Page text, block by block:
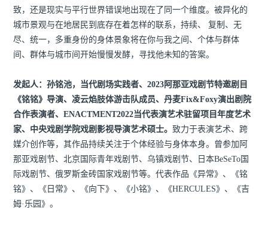
致，还是现实与平行世界错误地出现在了同一个维度。被异化的
城市景观与在地居民到底存在着怎样的联系，持续、 复制、无
尽、统一，多重身份的身体景象将在你与我之间、个体与群体
间、群体与城市间开始慢慢发酵，寻找他未知的答案。
发起人：孙铭池，当代剧场实践者、2023阿那亚戏剧节特邀剧目
《铭铭》导演、凌云焰肢体游击队成员、丹麦Fix&Foxy演出剧院
合作表演者、ENACTMENT2022当代表演艺术驻留项目年度艺术
家、中央戏剧学院戏剧影视导演艺术硕士。致力于表演艺术、跨
媒介创作等，其作品持续关注于个体经验与身体本身。曾参加阿
那亚戏剧节、北京国际青年戏剧节、乌镇戏剧节、日本BeSeTo国
际戏剧节、俄罗斯金砖国家戏剧节等。代表作品《异常》、《铭
铭》、《日常》、《向下》、《小铭》、《HERCULES》、《吉
姆·乐园》。